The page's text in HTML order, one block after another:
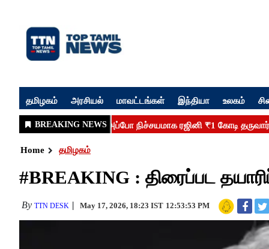
தமிழகம் அரசியல் மாவட்டங்கள் இந்தியா உலகம்
Home தமிழகம்
#BREAKING : திரைப்பட
By TTN DESK May 17, 2026, 18:23 IST 12:53:53 PM